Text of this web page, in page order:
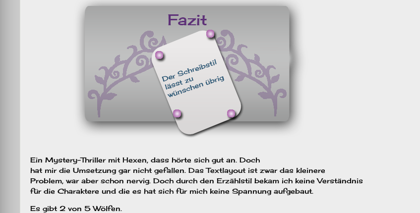
Ein Mystery-Thriller mit Hexen, dass hörte sich gut an. Doch
hat mir die Umsetzung gar nicht gefallen. Das Textlayout ist zwar das kleinere
Problem, war aber schon nervig. Doch durch den Erzählstil bekam ich keine Verständnis
für die Charaktere und die es hat sich für mich keine Spannung aufgebaut.
Es gibt 2 von 5 Wölfen.